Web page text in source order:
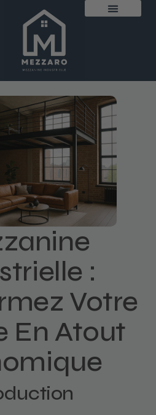
:
Votre
En Atout